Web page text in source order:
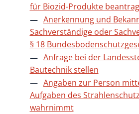
für Biozid-Produkte
Anerkennung und
Sachverständige oder
§ 18
Anfrage bei der
Bautechnik stellen
Angaben zur Person
Aufgaben des
wahrnimmt